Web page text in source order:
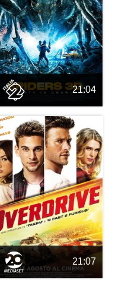
21:04
21:07